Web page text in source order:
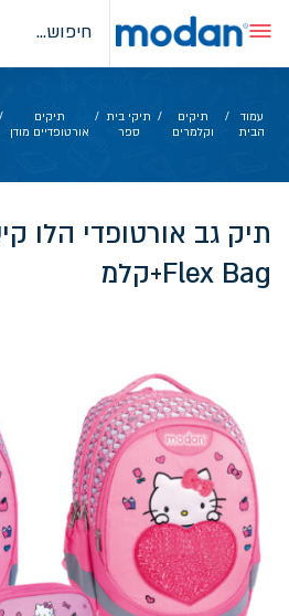
content
עמוד
הבית
/
תיקים
וקלמרים
/ תיקי בית
ספר
/
תיקים
אורטופדיים מודן
Flex Bag+קלמ